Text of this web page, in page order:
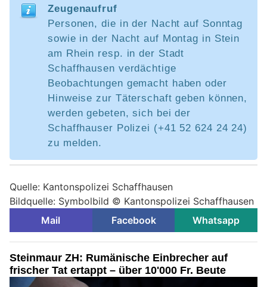
Zeugenaufruf
Personen, die in der Nacht auf Sonntag
sowie in der Nacht auf Montag in Stein
am Rhein resp. in der Stadt
Schaffhausen verdächtige
Beobachtungen gemacht haben oder
Hinweise zur Täterschaft geben können,
werden gebeten, sich bei der
Schaffhauser Polizei (+41 52 624 24 24)
zu melden.
Quelle: Kantonspolizei Schaffhausen
Bildquelle: Symbolbild © Kantonspolizei Schaffhausen
Mail
Facebook Whatsapp
Steinmaur ZH: Rumänische Einbrecher auf
frischer Tat ertappt – über 10'000 Fr. Beute